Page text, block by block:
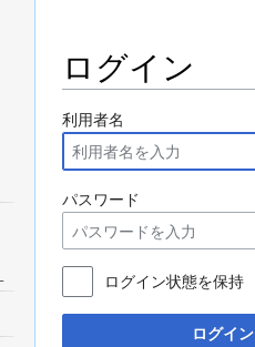
ログイン
利用者名
パスワード
ログイン状態を保持
ログイン